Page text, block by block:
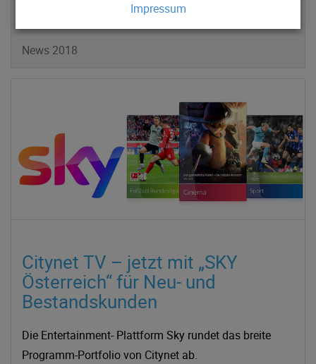
Citynet TV – jetzt mit „SKY
Österreich“ für Neu- und
Bestandskunden
Die Entertainment- Plattform Sky rundet das breite
Programm-Portfolio von Citynet ab.
News 2018
Impressum